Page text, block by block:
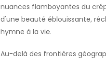
nuances flamboyantes du
d'une beauté éblouissante,
hymne à la vie.
Au-delà des frontières